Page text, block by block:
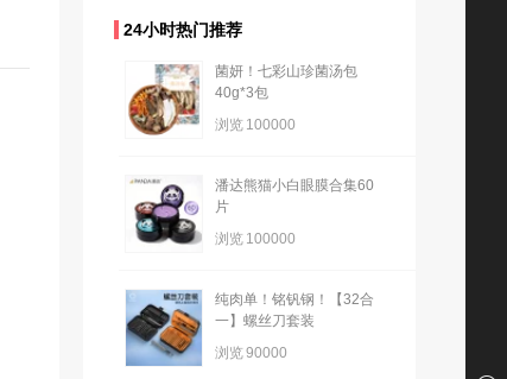
24小时热门推荐
菌妍！七彩山珍菌汤包
40g*3包
浏览 100000
潘达熊猫小白眼膜合集60
片
浏览 100000
纯肉单！铭钒钢！【32合
一】螺丝刀套装
浏览90000